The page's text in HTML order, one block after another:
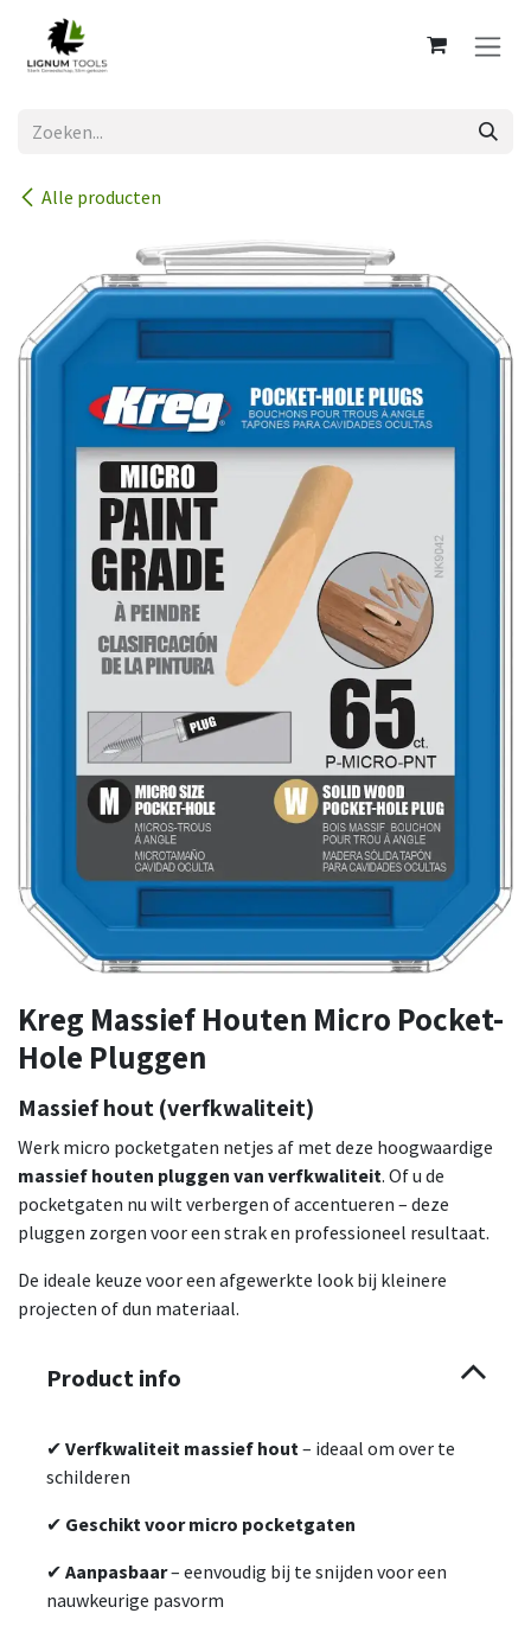
Overslaan naar inhoud
Alle producten
Kreg Massief Houten Micro Pocket-
Hole Pluggen
Massief hout (verfkwaliteit)
Werk micro pocketgaten netjes af met deze hoogwaardige
massief houten pluggen van verfkwaliteit. Of u de
pocketgaten nu wilt verbergen of accentueren – deze
pluggen zorgen voor een strak en professioneel resultaat.
De ideale keuze voor een afgewerkte look bij kleinere
projecten of dun materiaal.
Product info
✔ Verfkwaliteit massief hout – ideaal om over te
schilderen
✔ Geschikt voor micro pocketgaten
✔ Aanpasbaar– eenvoudig bij te snijden voor een
nauwkeurige pasvorm